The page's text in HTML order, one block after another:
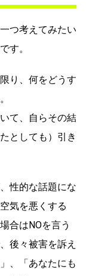
つ考えてみたい
す。
り、何をどうす
て、自らその結
としても）引き
性的な話題にな
気を悪くする
合はNOを言う
後々被害を訴え
、「あなたにも